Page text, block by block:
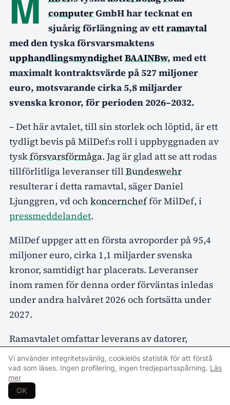
computerGmbH har tecknat en
sjuårig förlängning av ettramavtal
med den tyska försvarsmaktens
upphandlingsmyndighetBAAINBw, med ett
maximalt kontraktsvärde på 527 miljoner
euro, motsvarande cirka 5,8 miljarder
svenska kronor, för perioden 2026–2032.
– Det här avtalet, till sin storlek och löptid, är ett
tydligt bevis på MilDef:s roll i uppbyggnaden av
tyskförsvarsförmåga. Jag är glad att se att rodas
tillförlitliga leveranser tillBundeswehr
resulterar i detta ramavtal, säger Daniel
Ljunggren, vd och koncernchefför MilDef, i
pressmeddelandet.
MilDef uppger att en första avroporder på 95,4
miljoner euro, cirka 1,1 miljarder svenska
kronor, samtidigt har placerats. Leveranser
inom ramen för denna order förväntas inledas
under andra halvåret 2026 och fortsätta under
2027.
Ramavtalet omfattar leverans av datorer,
skärmar och nätverksinfrastruktur för ledning
och kontroll till den tyskaförsvarsmakten
Bundeswehr. MilDef understryker att
ramavtalet inte förpliktigar kunden att lägga
Vi använder integritetsvänlig, cookielös statistik för att förstå
vad som läses. Ingen profilering, ingen tredjepartsspårning. Läs
mer
OK